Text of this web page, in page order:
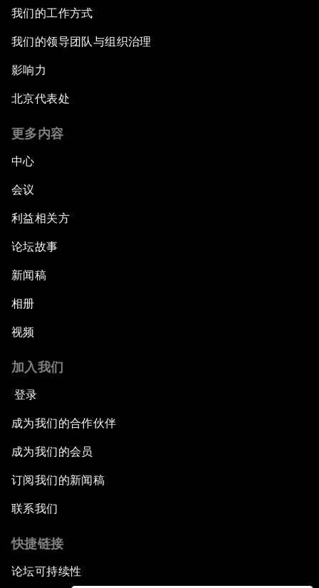
我们的工作方式
我们的领导团队与组织治理
影响力
北京代表处
更多内容
中心
会议
利益相关方
论坛故事
新闻稿
相册
视频
加入我们
登录
成为我们的合作伙伴
成为我们的会员
订阅我们的新闻稿
联系我们
快捷链接
论坛可持续性